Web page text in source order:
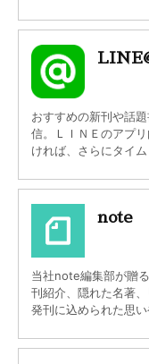
おすすめの新刊や話
信。ＬＩＮＥのアプリ
ければ、さらにタイ
note
当社note編集部が贈
刊紹介、隠れた名著、
発刊に込められた思